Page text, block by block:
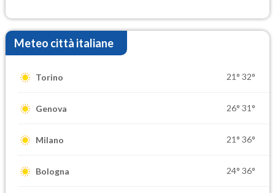
Meteo città italiane
Torino 21° 32°
Genova 26° 31°
Milano 21° 36°
Bologna 24° 36°